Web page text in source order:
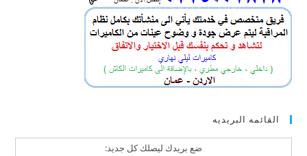
القائمه البريديه
ضع بريدك ليصلك كل جديد: